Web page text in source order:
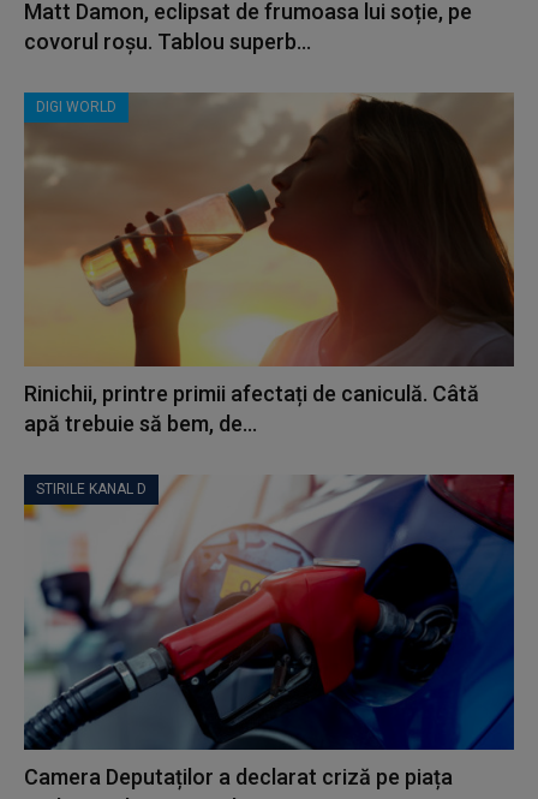
Matt Damon, eclipsat de frumoasa lui soție, pe
covorul roșu. Tablou superb...
DIGI WORLD
Rinichii, printre primii afectați de caniculă. Câtă
apă trebuie să bem, de...
STIRILE KANAL D
Camera Deputaților a declarat criză pe piața